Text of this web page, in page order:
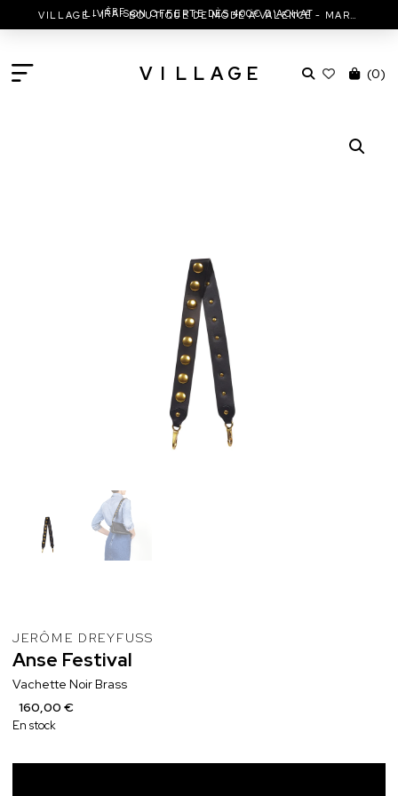
VILLAGE - 1ÈREBOUTIQUE DE MODE À VALENCE - MARC JACOBS - ISABEL MARANT & MORE
LIVRAISON OFFERTE DÈS 400€ D'ACHAT
V I L L A G E (0)
JERÔME DREYFUSS
Anse Festival
Vachette Noir Brass
160,00 €
En stock